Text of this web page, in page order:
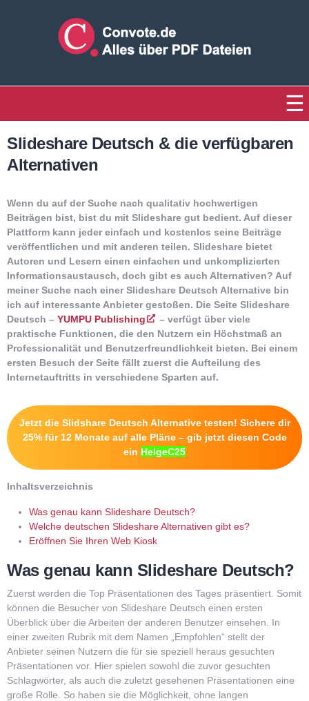
Tipps
Direktmarketing
Über mich
Kontakt
Slideshare Deutsch & die verfügbaren
Alternativen
Wenn du auf der Suche nach qualitativ hochwertigen
Beiträgen bist, bist du mit Slideshare gut bedient. Auf dieser
Plattform kann jeder einfach und kostenlos seine Beiträge
veröffentlichen und mit anderen teilen. Slideshare bietet
Autoren und Lesern einen einfachen und unkomplizierten
Informationsaustausch, doch gibt es auch Alternativen? Auf
meiner Suche nach einer Slideshare Deutsch Alternative bin
ich auf interessante Anbieter gestoßen. Die Seite Slideshare
Deutsch – YUMPU Publishing
– verfügt über viele
praktische Funktionen, die den Nutzern ein Höchstmaß an
Professionalität und Benutzerfreundlichkeit bieten. Bei einem
ersten Besuch der Seite fällt zuerst die Aufteilung des
Internetauftritts in verschiedene Sparten auf.
Jetzt die Slidshare Deutsch Alternative testen! Sichere dir
25% für 12 Monate auf alle Pläne – gib jetzt diesen Code
ein HelgeC25
Inhaltsverzeichnis
Was genau kann Slideshare Deutsch?
Welche deutschen Slideshare Alternativen gibt es?
Eröffnen Sie Ihren Web Kiosk
Was genau kann Slideshare Deutsch?
Zuerst werden die Top Präsentationen des Tages präsentiert. Somit
können die Besucher von Slideshare Deutsch einen ersten
Überblick über die Arbeiten der anderen Benutzer einsehen. In
einer zweiten Rubrik mit dem Namen „Empfohlen“ stellt der
Anbieter seinen Nutzern die für sie speziell heraus gesuchten
Präsentationen vor. Hier spielen sowohl die zuvor gesuchten
Schlagwörter, als auch die zuletzt gesehenen Präsentationen eine
große Rolle. So haben sie die Möglichkeit, ohne langen